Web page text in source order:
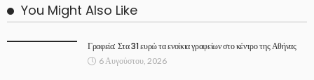
You Might Also Like
Γραφεία: Στα 31 ευρώ τα ενοίκια γραφείων στο κέντρο της Αθήνας
6 Αυγούστου, 2026